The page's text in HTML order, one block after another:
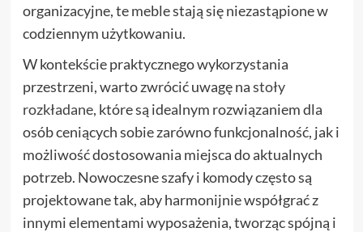
organizacyjne, te meble stają się niezastąpione w
codziennym użytkowaniu.
W kontekście praktycznego wykorzystania
przestrzeni, warto zwrócić uwagę nastoły
rozkładane, które są idealnym rozwiązaniem dla
osób ceniących sobie zarówno funkcjonalność, jak i
możliwość dostosowania miejsca do aktualnych
potrzeb. Nowoczesne szafy i komody często są
projektowane tak, aby harmonijnie współgrać z
innymi elementami wyposażenia, tworząc spójną i